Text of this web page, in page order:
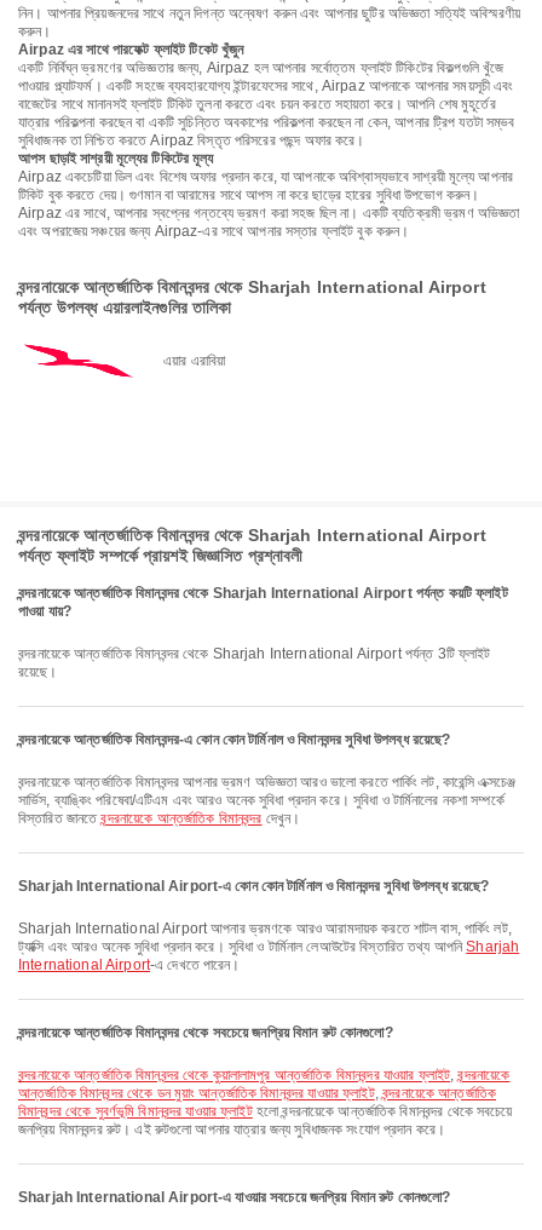
নিন। আপনার প্রিয়জনদের সাথে নতুন দিগন্ত অন্বেষণ করুন এবং আপনার ছুটির অভিজ্ঞতা সত্যিই অবিস্মরণীয়
করুন।
Airpaz এর সাথে পারফেক্ট ফ্লাইট টিকেট খুঁজুন
একটি নির্বিঘ্ন ভ্রমণের অভিজ্ঞতার জন্য, Airpaz হল আপনার সর্বোত্তম ফ্লাইট টিকিটের বিকল্পগুলি খুঁজে
পাওয়ার প্ল্যাটফর্ম। একটি সহজে ব্যবহারযোগ্য ইন্টারফেসের সাথে, Airpaz আপনাকে আপনার সময়সূচী এবং
বাজেটের সাথে মানানসই ফ্লাইট টিকিট তুলনা করতে এবং চয়ন করতে সহায়তা করে। আপনি শেষ মুহূর্তের
যাত্রার পরিকল্পনা করছেন বা একটি সুচিন্তিত অবকাশের পরিকল্পনা করছেন না কেন, আপনার ট্রিপ যতটা সম্ভব
সুবিধাজনক তা নিশ্চিত করতে Airpaz বিস্তৃত পরিসরের পছন্দ অফার করে।
আপস ছাড়াই সাশ্রয়ী মূল্যের টিকিটের মূল্য
Airpaz একচেটিয়া ডিল এবং বিশেষ অফার প্রদান করে, যা আপনাকে অবিশ্বাস্যভাবে সাশ্রয়ী মূল্যে আপনার
টিকিট বুক করতে দেয়। গুণমান বা আরামের সাথে আপস না করে ছাড়ের হারের সুবিধা উপভোগ করুন।
Airpaz এর সাথে, আপনার স্বপ্নের গন্তব্যে ভ্রমণ করা সহজ ছিল না। একটি ব্যতিক্রমী ভ্রমণ অভিজ্ঞতা
এবং অপরাজেয় সঞ্চয়ের জন্য Airpaz-এর সাথে আপনার সস্তার ফ্লাইট বুক করুন।
বন্দরনায়েকে আন্তর্জাতিক বিমানবন্দর থেকে Sharjah International Airport
পর্যন্ত উপলব্ধ এয়ারলাইনগুলির তালিকা
এয়ার এরাবিয়া
বন্দরনায়েকে আন্তর্জাতিক বিমানবন্দর থেকে Sharjah International Airport
পর্যন্ত ফ্লাইট সম্পর্কে প্রায়শই জিজ্ঞাসিত প্রশ্নাবলী
বন্দরনায়েকে আন্তর্জাতিক বিমানবন্দর থেকে Sharjah International Airport পর্যন্ত কয়টি ফ্লাইট
পাওয়া যায়?
বন্দরনায়েকে আন্তর্জাতিক বিমানবন্দর থেকে Sharjah International Airport পর্যন্ত 3টি ফ্লাইট
রয়েছে।
বন্দরনায়েকে আন্তর্জাতিক বিমানবন্দর-এ কোন কোন টার্মিনাল ও বিমানবন্দর সুবিধা উপলব্ধ রয়েছে?
বন্দরনায়েকে আন্তর্জাতিক বিমানবন্দর আপনার ভ্রমণ অভিজ্ঞতা আরও ভালো করতে পার্কিং লট, কারেন্সি এক্সচেঞ্জ
সার্ভিস, ব্যাঙ্কিং পরিষেবা/এটিএম এবং আরও অনেক সুবিধা প্রদান করে। সুবিধা ও টার্মিনালের নকশা সম্পর্কে
বিস্তারিত জানতেবন্দরনায়েকে আন্তর্জাতিক বিমানবন্দর দেখুন।
Sharjah International Airport-এ কোন কোন টার্মিনাল ও বিমানবন্দর সুবিধা উপলব্ধ রয়েছে?
Sharjah International Airport আপনার ভ্রমণকে আরও আরামদায়ক করতে শাটল বাস, পার্কিং লট,
ট্যাক্সি এবং আরও অনেক সুবিধা প্রদান করে। সুবিধা ও টার্মিনাল লেআউটের বিস্তারিত তথ্য আপনিSharjah
International Airport-এ দেখতে পারেন।
বন্দরনায়েকে আন্তর্জাতিক বিমানবন্দর থেকে সবচেয়ে জনপ্রিয় বিমান রুট কোনগুলো?
বন্দরনায়েকে আন্তর্জাতিক বিমানবন্দর থেকে কুয়ালালামপুর আন্তর্জাতিক বিমানবন্দর যাওয়ার ফ্লাইট,বন্দরনায়েকে
আন্তর্জাতিক বিমানবন্দর থেকে ডন মুয়াং আন্তর্জাতিক বিমানবন্দর যাওয়ার ফ্লাইট,বন্দরনায়েকে আন্তর্জাতিক
বিমানবন্দর থেকে সুবর্ণভূমি বিমানবন্দর যাওয়ার ফ্লাইটহলো বন্দরনায়েকে আন্তর্জাতিক বিমানবন্দর থেকে সবচেয়ে
জনপ্রিয় বিমানবন্দর রুট। এই রুটগুলো আপনার যাত্রার জন্য সুবিধাজনক সংযোগ প্রদান করে।
Sharjah International Airport-এ যাওয়ার সবচেয়ে জনপ্রিয় বিমান রুট কোনগুলো?